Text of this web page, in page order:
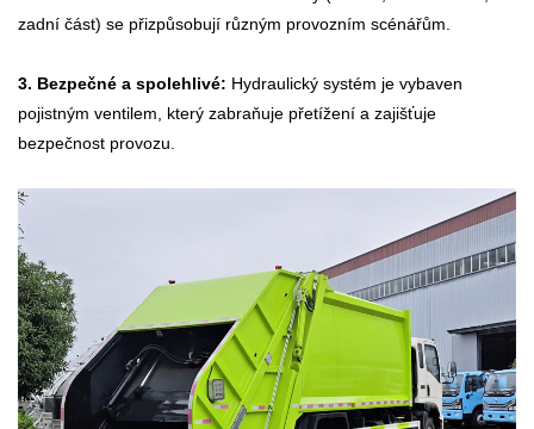
zadní část) se přizpůsobují různým provozním scénářům.
3. Bezpečné a spolehlivé: Hydraulický systém je vybaven
pojistným ventilem, který zabraňuje přetížení a zajišťuje
bezpečnost provozu.